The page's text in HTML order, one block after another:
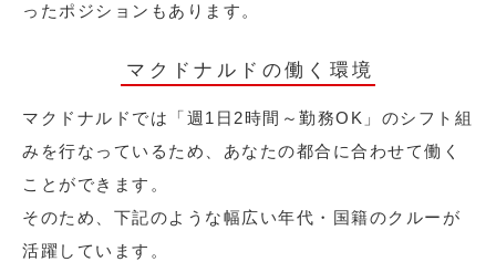
ったポジションもあります。
マクドナルドの働く環境
マクドナルドでは「週1日2時間～勤務OK」のシフト組
みを行なっているため、あなたの都合に合わせて働く
ことができます。
そのため、下記のような幅広い年代・国籍のクルーが
活躍しています。